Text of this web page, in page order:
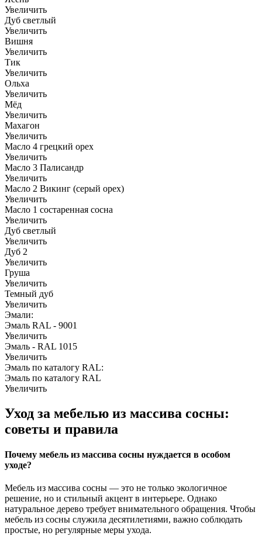
Увеличить
Дуб светлый
Увеличить
Вишня
Увеличить
Тик
Увеличить
Ольха
Увеличить
Мёд
Увеличить
Махагон
Увеличить
Масло 4 грецкий орех
Увеличить
Масло 3 Палисандр
Увеличить
Масло 2 Викинг (серый орех)
Увеличить
Масло 1 состаренная сосна
Увеличить
Дуб светлый
Увеличить
Дуб 2
Увеличить
Груша
Увеличить
Темный дуб
Увеличить
Эмали:
Эмаль RAL - 9001
Увеличить
Эмаль - RAL 1015
Увеличить
Эмаль по каталогу RAL:
Эмаль по каталогу RAL
Увеличить
Уход за мебелью из массива сосны:
советы и правила
Почему мебель из массива сосны нуждается в особом
уходе?
Мебель из массива сосны — это не только экологичное
решение, но и стильный акцент в интерьере. Однако
натуральное дерево требует внимательного обращения. Чтобы
мебель из сосны служила десятилетиями, важно соблюдать
простые, но регулярные меры ухода.